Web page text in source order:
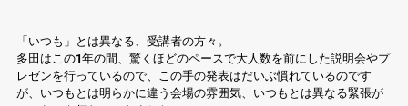
「いつも」とは異なる、受講者の方々。
多田はこの1年の間、驚くほどのペースで大人数を前にした説明会やプ
レゼンを行っているので、この手の発表はだいぶ慣れているのです
が、いつもとは明らかに違う会場の雰囲気、いつもとは異なる緊張が